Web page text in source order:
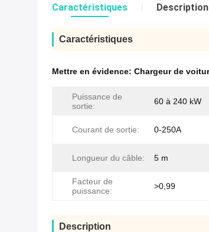
Caractéristiques Description
Caractéristiques
Mettre en évidence: Chargeur de
Puissance de
sortie:
60 à 240 kW
Courant de sortie: 0-250A
Longueur du câble: 5 m
Facteur de
puissance:
>0,99
Description